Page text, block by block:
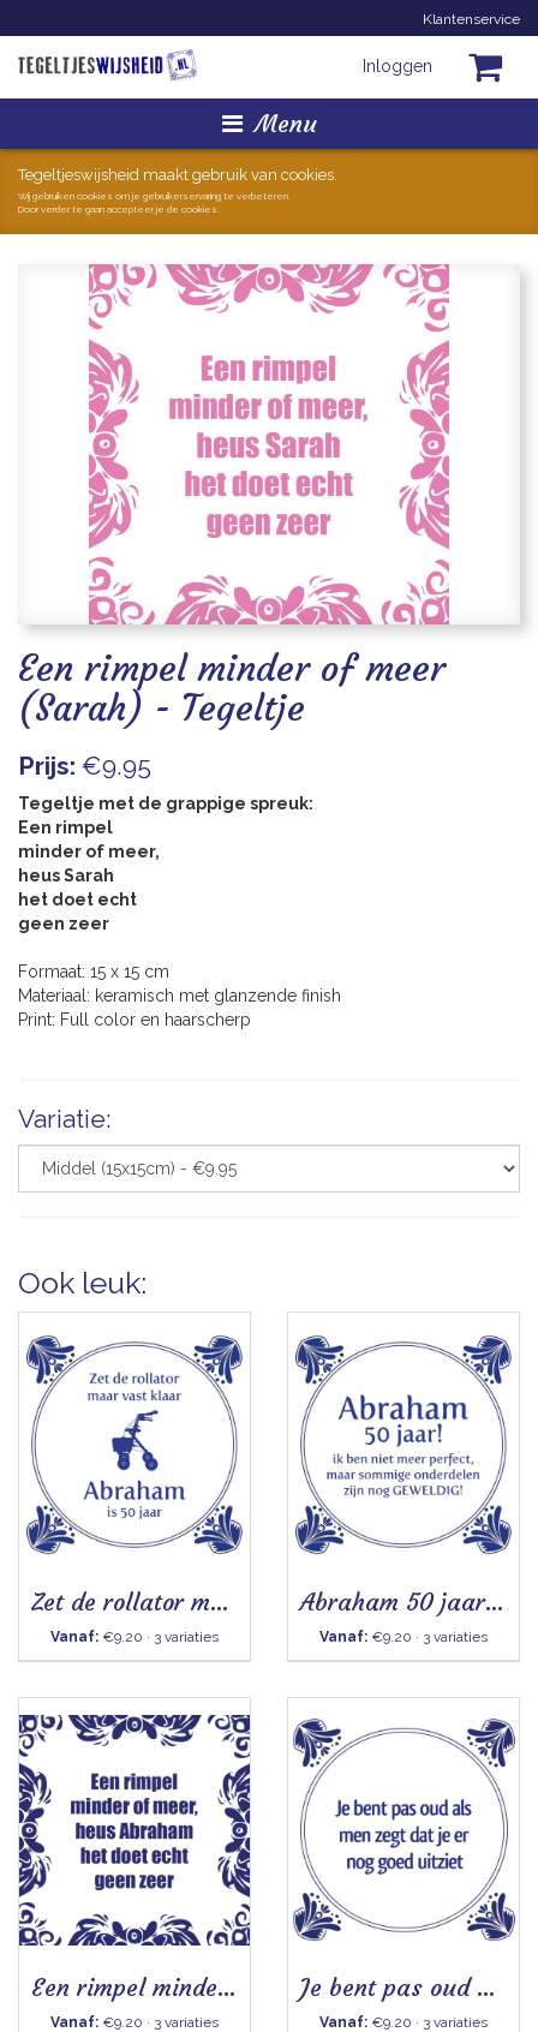
Klantenservice
Inloggen
Menu
Homepage
Tegeltjes
Mokken
Hollandse Kunst
Geschenkjes
Zoeken
Tegeltjeswijsheid maakt gebruik van cookies.
Wij gebruiken cookies om je gebruikerservaring te verbeteren.
Door verder te gaan accepteer je de cookies.
Een rimpel minder of meer
(Sarah) - Tegeltje
Prijs: €9.95
Tegeltje met de grappige spreuk:
Een rimpel
minder of meer,
heus Sarah
het doet echt
geen zeer
Formaat: 15 x 15 cm
Materiaal: keramisch met glanzende finish
Print: Full color en haarscherp
Variatie:
Ook leuk:
Zet de rollator maar vast klaar (Abraham) - Tegeltje
Vanaf: €9.20 · 3 variaties
Abraham 50 jaar - Tegeltje
Vanaf: €9.20 · 3 variaties
Een rimpel minder of meer (Abraham) - Tegeltje
Vanaf: €9.20 · 3 variaties
Je bent pas oud als men zegt - Tegeltje
Vanaf: €9.20 · 3 variaties